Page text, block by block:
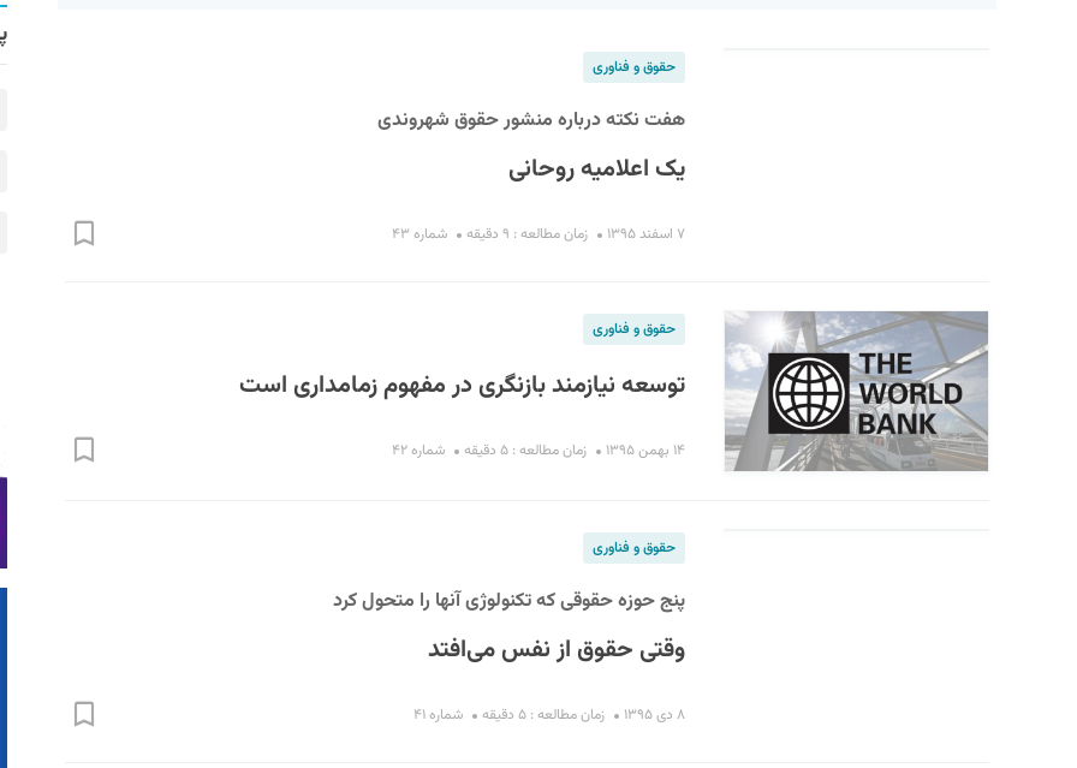
حقوق و فناوری
هفت نکته درباره منشور حقوق شهروندی
یک اعلامیه روحانی
۷ اسفند ۱۳۹۵ زمان مطالعه : ۹ دقیقه شماره ۴۳
حقوق و فناوری
توسعه نیازمند بازنگری در مفهوم زمامداری است
۱۴ بهمن ۱۳۹۵ زمان مطالعه : ۵ دقیقه شماره ۴۲
حقوق و فناوری
پنج حوزه حقوقی که تکنولوژی آنها را متحول کرد
وقتی حقوق از نفس می‌افتد
۸ دی ۱۳۹۵ زمان مطالعه : ۵ دقیقه شماره ۴۱